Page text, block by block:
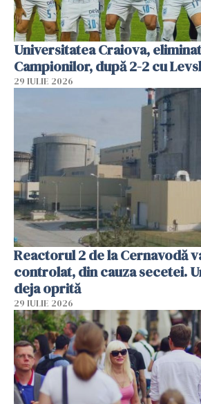
Universitatea Craiova,
Campionilor, după 2-2 cu
29 IULIE 2026
Reactorul 2 de la Cernavodă
controlat, din cauza secetei.
deja oprită
29 IULIE 2026